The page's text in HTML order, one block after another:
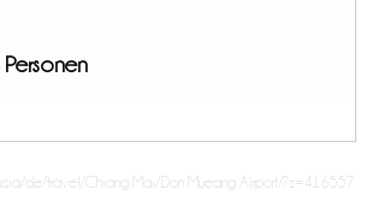
de/travel/Chiang Mai/Don Mueang Airport/?z=416557